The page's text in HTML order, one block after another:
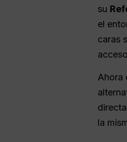
su
el
caras
Ahora
la